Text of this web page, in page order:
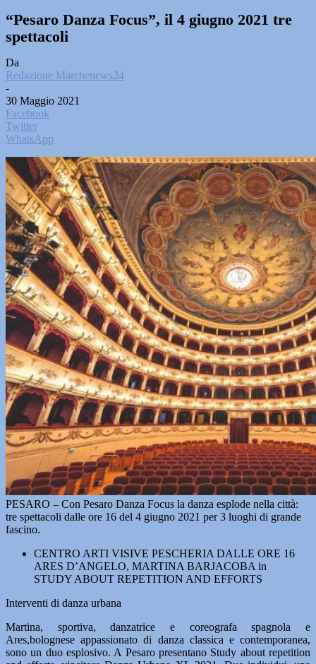
“Pesaro Danza Focus”, il 4 giugno 2021 tre
spettacoli
Da
Redazione Marchenews24
-
30 Maggio 2021
Facebook
Twitter
WhatsApp
PESARO – Con Pesaro Danza Focus la danza esplode nella città:
tre spettacoli dalle ore 16 del 4 giugno 2021 per 3 luoghi di grande
fascino.
CENTRO ARTI VISIVE PESCHERIA DALLE ORE 16
ARES D’ANGELO, MARTINA BARJACOBA in
STUDY ABOUT REPETITION AND EFFORTS
Interventi di danza urbana
Martina, sportiva, danzatrice e coreografa spagnola e
Ares,bolognese appassionato di danza classica e contemporanea,
sono un duo esplosivo. A Pesaro presentano Study about repetition